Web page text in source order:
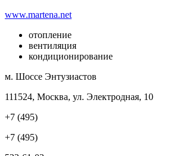
www.martena.net
отопление
вентиляция
кондиционирование
м. Шоссе Энтузиастов
111524, Москва, ул. Электродная, 10
+7 (495)
+7 (495)